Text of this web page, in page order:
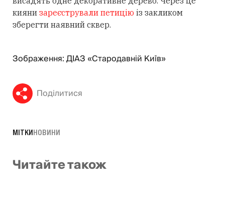
кияни зареєстрували петицію із закликом
зберегти наявний сквер.
Зображення: ДІАЗ «Стародавній Київ»
Поділитися
МІТКИНОВИНИ
Читайте також